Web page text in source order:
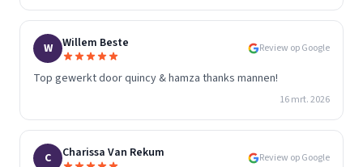
W Willem Beste Review op Google
Top gewerkt door quincy & hamza thanks mannen!
16 mrt. 2026
C Charissa Van Rekum Review op Google